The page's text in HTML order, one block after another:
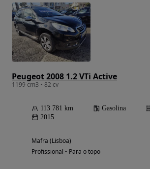
Peugeot 2008 1.2 VTi Active
1199 cm3 • 82 cv
113 781 km Gasolina
2015
Mafra (Lisboa)
Profissional • Para o topo